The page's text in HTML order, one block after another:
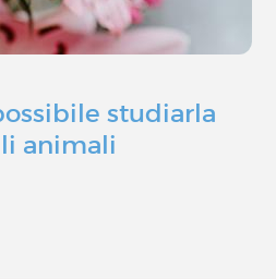
studiarla
animali